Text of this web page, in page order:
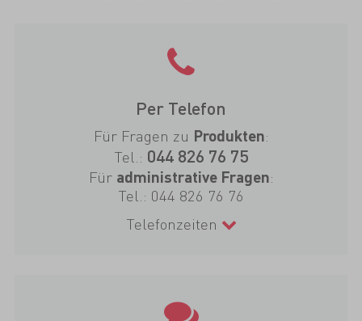
Per Telefon
Für Fragen zu Produkten:
Tel.: 044 826 76 75
Für administrative Fragen:
Tel.: 044 826 76 76
Telefonzeiten